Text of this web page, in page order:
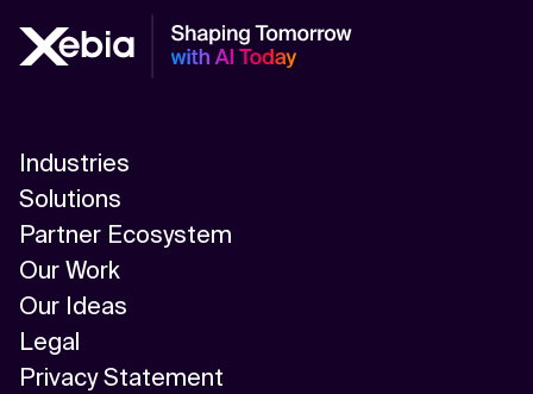
Industries
Solutions
Partner Ecosystem
Our Work
Our Ideas
Legal
Privacy Statement